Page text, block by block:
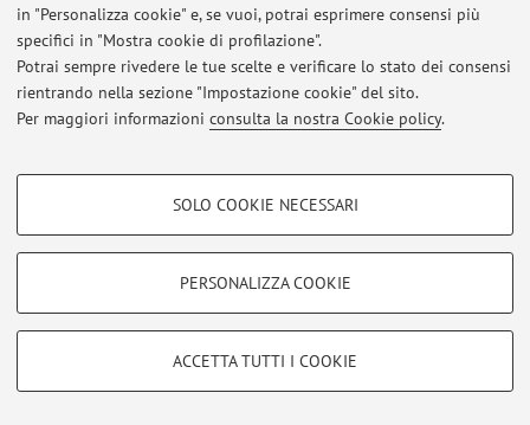
in "Personalizza cookie" e, se vuoi, potrai esprimere consensi più
specifici in "Mostra cookie di profilazione".
Potrai sempre rivedere le tue scelte e verificare lo stato dei consensi
rientrando nella sezione "Impostazione cookie" del sito.
Per maggiori informazioni consulta la nostra Cookie policy.
COOKIE DI PROFILAZIONE - FACOLTATIVI
COOKIE TECNICI - NECESSARI
Si tratta di cookie tecnici utilizzati, a titolo esemplificativo, per il corretto
SOLO COOKIE NECESSARI
PERSONALIZZA COOKIE
ACCETTA TUTTI I COOKIE
Area riservata
Accedi tramite
|Note legali| Impostazioni Cookie